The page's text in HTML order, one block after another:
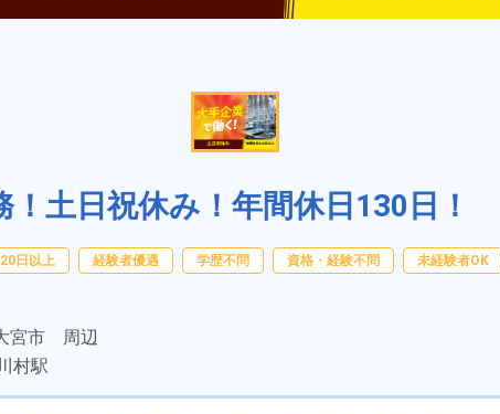
！土日祝休み！年間休日130日！
日以上 経験者優遇 学歴不問 資格・経験不問 未経験者OK
宮市 周辺
村駅